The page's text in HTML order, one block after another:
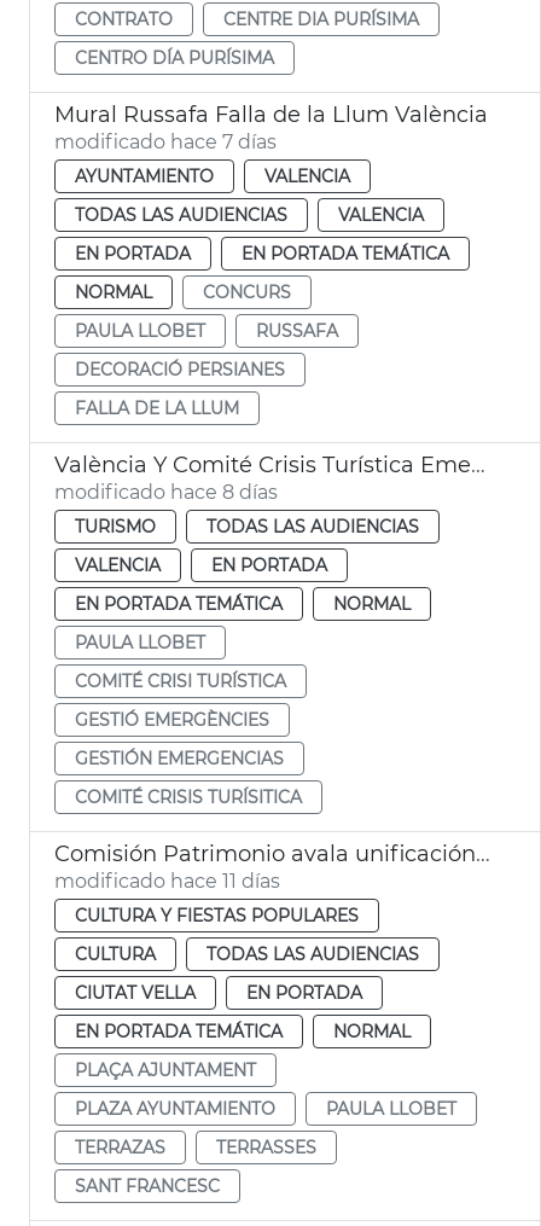
CONTRATO
CENTRE DIA PURÍSIMA
CENTRO DÍA PURÍSIMA
Mural Russafa Falla de la Llum València
modificado hace 7 días
AYUNTAMIENTO
VALENCIA
TODAS LAS AUDIENCIAS
VALENCIA
EN PORTADA
EN PORTADA TEMÁTICA
NORMAL
CONCURS
PAULA LLOBET
RUSSAFA
DECORACIÓ PERSIANES
FALLA DE LA LLUM
València Y Comité Crisis Turística Emergencias
modificado hace 8 días
TURISMO
TODAS LAS AUDIENCIAS
VALENCIA
EN PORTADA
EN PORTADA TEMÁTICA
NORMAL
PAULA LLOBET
COMITÉ CRISI TURÍSTICA
GESTIÓ EMERGÈNCIES
GESTIÓN EMERGENCIAS
COMITÉ CRISIS TURÍSITICA
Comisión Patrimonio avala unificación estética terrazas plaza Ayuntamiento València
modificado hace 11 días
CULTURA Y FIESTAS POPULARES
CULTURA
TODAS LAS AUDIENCIAS
CIUTAT VELLA
EN PORTADA
EN PORTADA TEMÁTICA
NORMAL
PLAÇA AJUNTAMENT
PLAZA AYUNTAMIENTO
PAULA LLOBET
TERRAZAS
TERRASSES
SANT FRANCESC